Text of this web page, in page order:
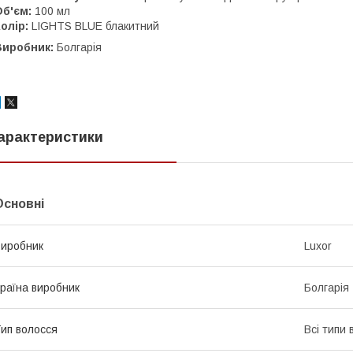
100 мл
LIGHTS BLUE блакитний
Болгарія
Luxor
виробник Болгарія
волосся Всі типи